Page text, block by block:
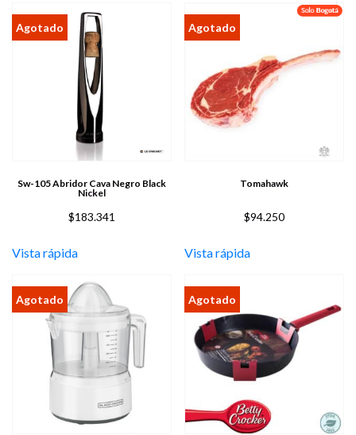
Sw-105 Abridor Cava Negro Black
Nickel
$183.341
Vista rápida
Tomahawk
$94.250
Vista rápida